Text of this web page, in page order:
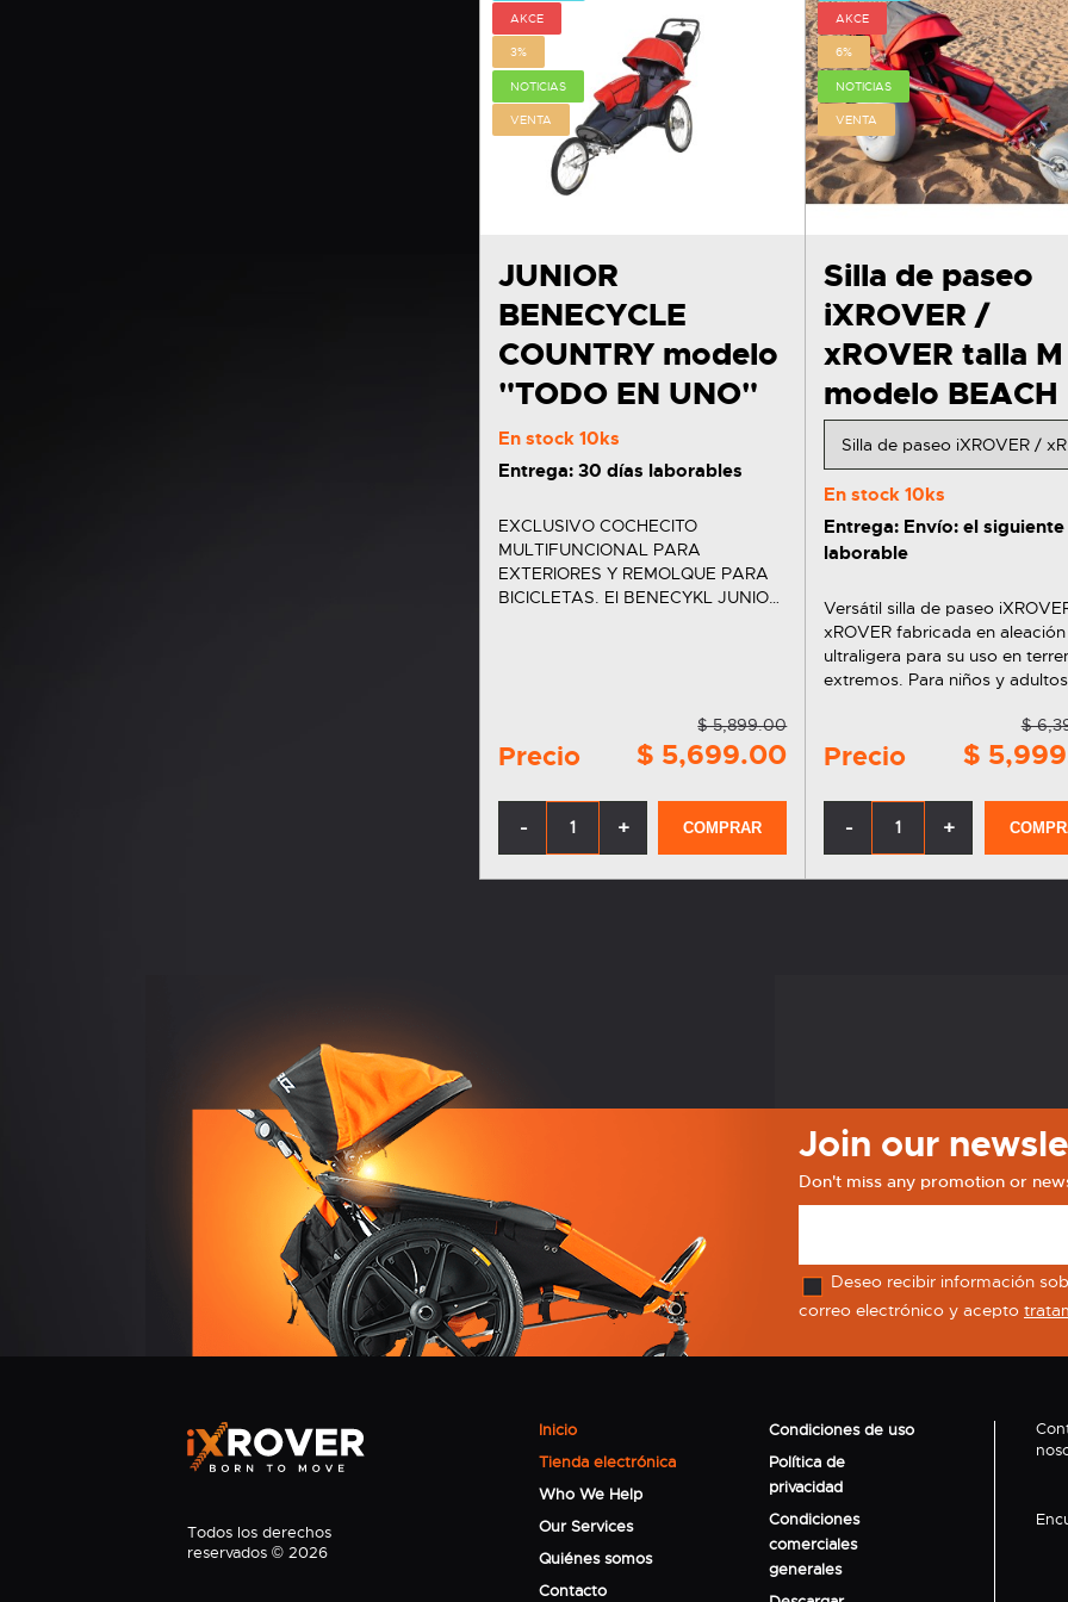
AKCE
3%
NOTICIAS
VENTA
JUNIOR
BENECYCLE
COUNTRY modelo
"TODO EN UNO"
En stock 10ks
Entrega: 30 días laborables
EXCLUSIVO COCHECITO
MULTIFUNCIONAL PARA
EXTERIORES Y REMOLQUE PARA
BICICLETAS. El BENECYKL JUNIOR
Precio
$ 5,899.00
$ 5,699.00
- + COMPRAR
AKCE
6%
NOTICIAS
VENTA
Silla de paseo
iXROVER /
xROVER talla M
modelo BEACH
En stock10ks
Entrega: Envío: el
laborable
Versátil silla de paseo
xROVER fabricada en aleación
ultraligera para su uso en
extremos. Para niños y
ergonómica y cómoda.
puedes conseguir la silla de
Precio
$
$
- +
Join our
Don't miss any promotion or
Deseo recibir información
correo electrónico y acepto
Todos los derechos
reservados © 2026
Inicio
Tienda electrónica
Who We Help
Our Services
Quiénes somos
Contacto
Condiciones de uso
Política de
privacidad
Condiciones
comerciales
generales